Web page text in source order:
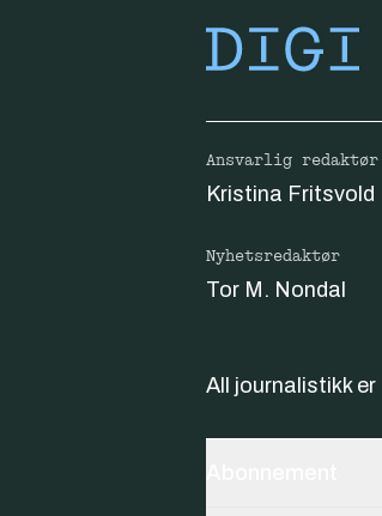
Ansvarlig redaktør
Kristina Fritsvold
Nyhetsredaktør
Tor M. Nondal
All journalistikk